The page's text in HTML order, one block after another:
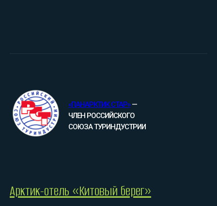
«ПАНАРКТИК СТАР»—
ЧЛЕН РОССИЙСКОГО
СОЮЗА ТУРИНДУСТРИИ
Арктик-отель «Китовый берег»